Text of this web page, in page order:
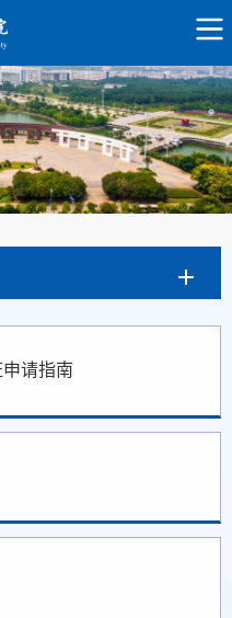
请指南